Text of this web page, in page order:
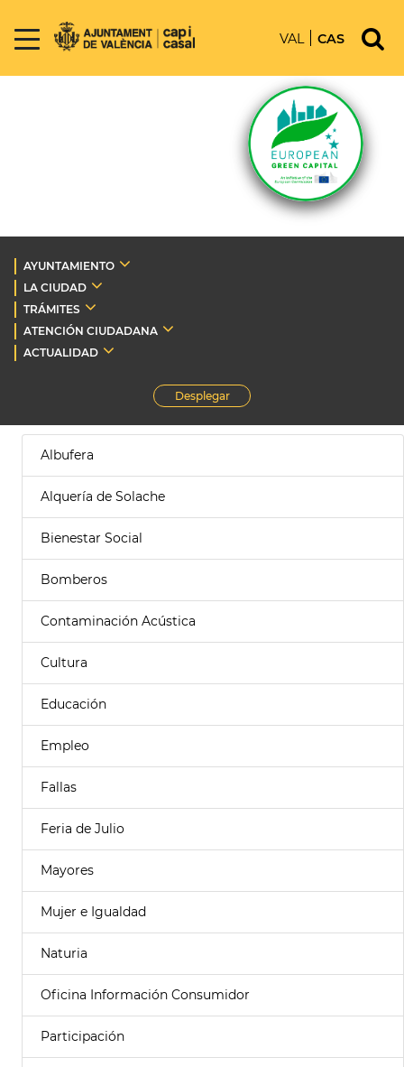
VAL CAS
AYUNTAMIENTO
LA CIUDAD
TRÁMITES
ATENCIÓN CIUDADANA
ACTUALIDAD
Desplegar
Albufera
Alquería de Solache
Bienestar Social
Bomberos
Contaminación Acústica
Cultura
Educación
Empleo
Fallas
Feria de Julio
Mayores
Mujer e Igualdad
Naturia
Oficina Información Consumidor
Participación